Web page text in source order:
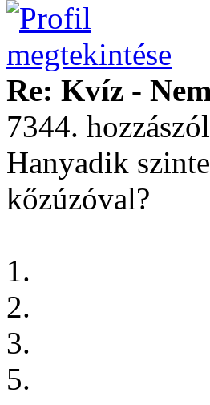
Re: Kvíz -
7344.
Hanyadik
kőzúzóval?
1.
2.
3.
5.